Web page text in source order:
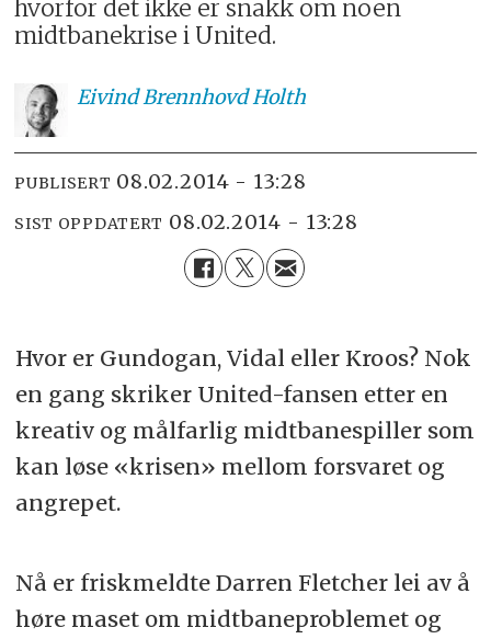
hvorfor det ikke er snakk om noen
midtbanekrise i United.
EivindBrennhovd Holth
PUBLISERT 08.02.2014 - 13:28
SIST OPPDATERT 08.02.2014 - 13:28
Hvor er Gundogan, Vidal eller Kroos? Nok
en gang skriker United-fansen etter en
kreativ og målfarlig midtbanespiller som
kan løse «krisen» mellom forsvaret og
angrepet.
Nå er friskmeldte Darren Fletcher lei av å
høre maset om midtbaneproblemet og